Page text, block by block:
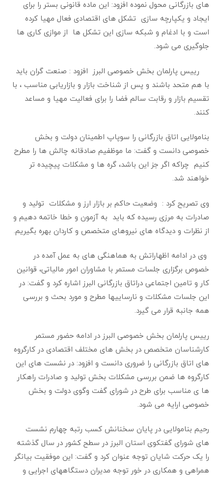
های بازرگانی محول نموده افزود: این ماده قانونی بستر را برای
ایجاد و یکپارچه سازی تشکل های اقتصادی فعال مهیا کرده
است و با ادغام و شبکه سازی این تشکل ها از موازی کاری ها
جلوگیری می شود.
رییس پارلمان بخش خصوصی البرز افزود : صنعت گران باید
با هم متحد باشند و پس از شناخت بازار و بازاریابی مناسب ، با
تقسیم بازار و رقابت سالم فضا را برای فعالیت مهیا و مساعد
کنند.
بنامولایی اتاق بازرگانی را سوپاپ اطمینان دولت و بخش
خصوصی دانست و گفت: ما موظفیم صادقانه چالش ها را مطرح
کنیم چراکه اگر جز این باشد، گره ها و مشکلات پیچیده تر
خواهند شد.
وی تصریح کرد : وضعیت حاکم بر بازار ارز و مشکلات تولید و
صادرات به مرزی رسیده که باید به آزمون و خطا خاتمه دهیم و
از نظرات و دیدگاه های نیروهای متخصص و کاردان بهره بگیریم.
وی در ادامه اظهاراتش به هماهنگی های به عمل آمده در
خصوص برگزاری جلسات مستمر با مشاوران امور مالیاتی، قوانین
کار و تامین اجتماعی دراتاق بازرگانی البرز اشاره کرد و گفت: در
این جلسات مشکلات و نارساییها مطرح ‌و مورد بحث و بررسی
همه جانبه قرار می گیرد.
رییس پارلمان بخش خصوصی البرز در ادامه حضور مستمر
کارشناسان متخصص در بخش های مختلف اقتصادی در کارگروه
های اتاق بازرگانی را ضروری دانست و افزود: در نشست های این
کارگروه ها ضمن بررسی مشکلات بخش تولید و صادرات راهکار
ها ی مناسب برای طرح در شورای گفت وگوی دولت و بخش
خصوصی ارایه می شود.
رحیم بنامولایی در پایان سخنانش کسب رتبه چهارم نشست
های شورای گفتکوی استان البرز در سطح کشور در سال گذشته
را یک حرکت شایان توجه عنوان کرد و گفت: این موفقیت بیانگر
همراهی و همکاری در خور توجه مدیران دستگاههای اجرایی و